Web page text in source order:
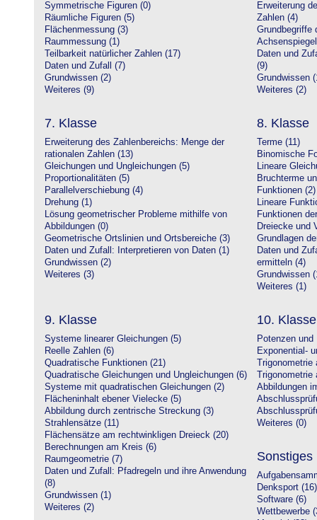
Symmetrische Figuren (0)
Räumliche Figuren (5)
Flächenmessung (3)
Raummessung (1)
Teilbarkeit natürlicher Zahlen (17)
Daten und Zufall (7)
Grundwissen (2)
Weiteres (9)
Erweiterung
Zahlen (4)
Grundbegriffe
Daten und
(9)
Grundwissen
Weiteres (2)
7. Klasse
Erweiterung des Zahlenbereichs: Menge der
rationalen Zahlen (13)
Gleichungen und Ungleichungen (5)
Proportionalitäten (5)
Parallelverschiebung (4)
Drehung (1)
Lösung geometrischer Probleme mithilfe von
Abbildungen (0)
Geometrische Ortslinien und Ortsbereiche (3)
Daten und Zufall: Interpretieren von Daten (1)
Grundwissen (2)
Weiteres (3)
8. Klasse
Terme (11)
Binomische
Lineare
Bruchterme
Funktionen (2)
Lineare
Funktionen
Dreiecke und
Grundlagen
Daten und
ermitteln (4)
Grundwissen
Weiteres (1)
9. Klasse
Systeme linearer Gleichungen (5)
Reelle Zahlen (6)
Quadratische Funktionen (21)
Quadratische Gleichungen und Ungleichungen (6)
Systeme mit quadratischen Gleichungen (2)
Flächeninhalt ebener Vielecke (5)
Abbildung durch zentrische Streckung (3)
Strahlensätze (11)
Flächensätze am rechtwinkligen Dreieck (20)
Berechnungen am Kreis (6)
Raumgeometrie (7)
Daten und Zufall: Pfadregeln und ihre Anwendung
(8)
Grundwissen (1)
Weiteres (2)
10. Klasse
Potenzen
Exponential-
Abbildungen
Weiteres (0)
Sonstiges
Denksport (16)
Software (6)
Wettbewerbe